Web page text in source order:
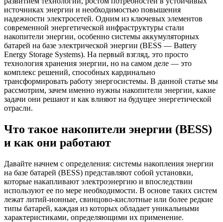
источниках энергии и необходимостью повышения
надежности электросетей. Одним из ключевых элементов
современной энергетической инфраструктуры стали
накопители энергии, особенно системы аккумуляторных
батарей на базе электрической энергии (BESS — Battery
Energy Storage Systems). На первый взгляд, это просто
технология хранения энергии, но на самом деле — это
комплекс решений, способных кардинально
трансформировать работу энергосистемы. В данной статье мы
рассмотрим, зачем именно нужны накопители энергии, какие
задачи они решают и как влияют на будущее энергетической
отрасли.
Что такое накопители энергии (BESS)
и как они работают
Давайте начнем с определения: системы накопления энергии
на базе батарей (BESS) представляют собой установки,
которые накапливают электроэнергию и впоследствии
используют ее по мере необходимости. В основе таких систем
лежат литий-ионные, свинцово-кислотные или более редкие
типы батарей, каждая из которых обладает уникальными
характеристиками, определяющими их применение.